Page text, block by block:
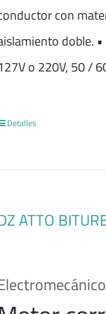
con
doble.
o 220V, 50 /
Detalles
ATTO